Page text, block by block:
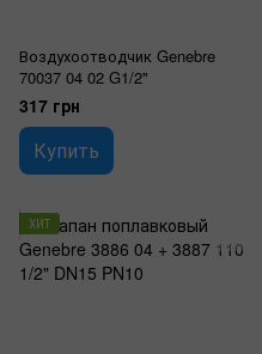
Воздухоотводчик Genebre
70037 04 02 G1/2"
317 грн
Купить
ХИТ